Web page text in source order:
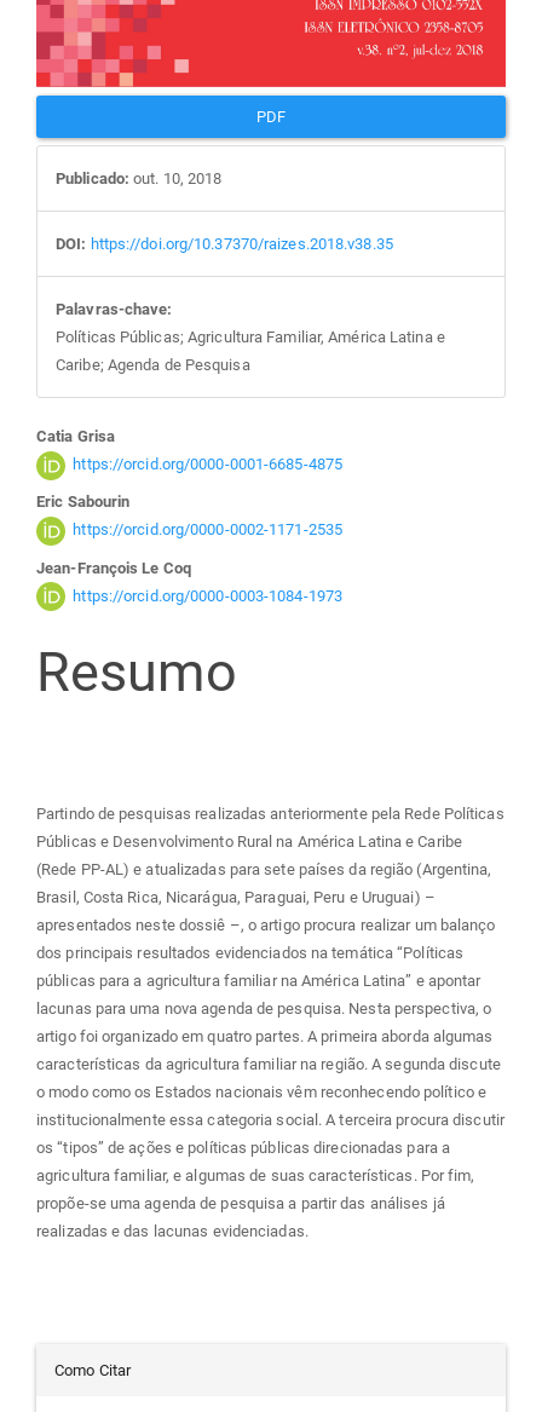
PDF
Publicado: out. 10, 2018
DOI: https://doi.org/10.37370/raizes.2018.v38.35
Palavras-chave:
Políticas Públicas; Agricultura Familiar, América Latina e
Caribe; Agenda de Pesquisa
Conteúdo
do
artigo
principal
Catia Grisa
https://orcid.org/0000-0001-6685-4875
Eric Sabourin
https://orcid.org/0000-0002-1171-2535
Jean-François Le Coq
https://orcid.org/0000-0003-1084-1973
Resumo
Partindo de pesquisas realizadas anteriormente pela Rede Políticas
Públicas e Desenvolvimento Rural na América Latina e Caribe
(Rede PP-AL) e atualizadas para sete países da região (Argentina,
Brasil, Costa Rica, Nicarágua, Paraguai, Peru e Uruguai) –
apresentados neste dossiê –, o artigo procura realizar um balanço
dos principais resultados evidenciados na temática “Políticas
públicas para a agricultura familiar na América Latina” e apontar
lacunas para uma nova agenda de pesquisa. Nesta perspectiva, o
artigo foi organizado em quatro partes. A primeira aborda algumas
características da agricultura familiar na região. A segunda discute
o modo como os Estados nacionais vêm reconhecendo político e
institucionalmente essa categoria social. A terceira procura discutir
os “tipos” de ações e políticas públicas direcionadas para a
agricultura familiar, e algumas de suas características. Por fim,
propõe-se uma agenda de pesquisa a partir das análises já
realizadas e das lacunas evidenciadas.
Detalhes
Como Citar